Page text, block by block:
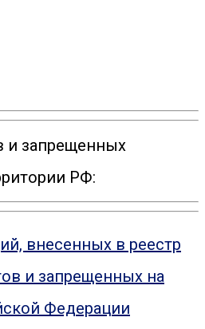
и запрещенных
РФ:
внесенных в реестр
и запрещенных на
Федерации